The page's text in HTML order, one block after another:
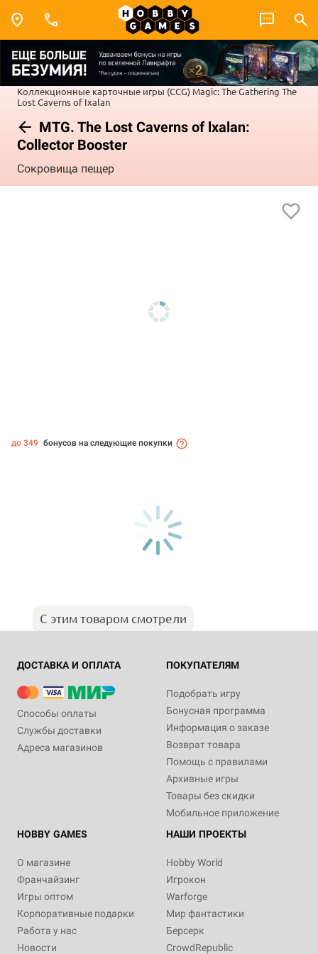
Коллекционные карточные игры (CCG) Magic: The Gathering The
Lost Caverns of Ixalan
MTG. The Lost Caverns of lxalan:
Collector Booster
Сокровища пещер
до 349 бонусов на следующие покупки
С этим товаром смотрели
ДОСТАВКА И ОПЛАТА
Способы оплаты
Службы доставки
Адреса магазинов
ПОКУПАТЕЛЯМ
Подобрать игру
Бонусная программа
Информация о заказе
Возврат товара
Помощь с правилами
Архивные игры
Товары без скидки
Мобильное приложение
HOBBY GAMES
О магазине
Франчайзинг
Игры оптом
Корпоративные подарки
Работа у нас
Новости
НАШИ ПРОЕКТЫ
Hobby World
Игрокон
Warforge
Мир фантастики
Берсерк
CrowdRepublic